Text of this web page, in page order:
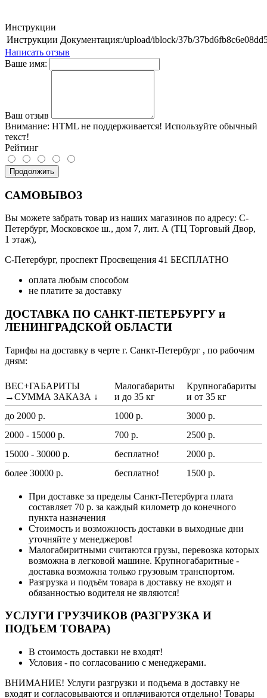
Инструкции
Инструкции Документация:/upload/iblock/37b/
Написать отзыв
Ваше имя:
Ваш отзыв
Внимание: HTML не поддерживается! Используйте обычный
текст!
Рейтинг
Продолжить
САМОВЫВОЗ
Вы можете забрать товар из наших магазинов по адресу: С-
Петербург, Московское ш., дом 7, лит. А (ТЦ Торговый Двор,
1 этаж),
С-Петербург, проспект Просвещения 41 БЕСПЛАТНО
оплата любым способом
не платите за доставку
ДОСТАВКА ПО САНКТ-ПЕТЕРБУРГУ и
ЛЕНИНГРАДСКОЙ ОБЛАСТИ
Тарифы на доставку в черте г. Санкт-Петербург , по рабочим
дням:
ВЕС+ГАБАРИТЫ
→СУММА ЗАКАЗА ↓
Малогабариты
и до 35 кг
Крупногабариты
и от 35 кг
до 2000 р.
1000 р.
3000 р.
2000 - 15000 р.
700 р.
2500 р.
15000 - 30000 р.
бесплатно!
2000 р.
более 30000 р.
бесплатно! 1500 р.
При доставке за пределы Санкт-Петербурга плата
составляет 70 р. за каждый километр до конечного
пункта назначения
Стоимость и возможность доставки в выходные дни
уточняйте у менеджеров!
Малогабиритными считаются грузы, перевозка которых
возможна в легковой машине. Крупногабаритные -
доставка возможна только грузовым транспортом.
Разгрузка и подъём товара в доставку не входят и
обязанностью водителя не являются!
УСЛУГИ ГРУЗЧИКОВ (РАЗГРУЗКА И
ПОДЪЕМ ТОВАРА)
В стоимость доставки не входят!
Условия - по согласованию с менеджерами.
ВНИМАНИЕ! Услуги разгрузки и подъема в доставку не
входят и согласовываются и оплачиваются отдельно! Товары